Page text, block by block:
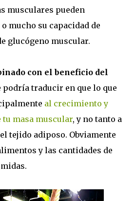
musculares pueden
mucho su capacidad de
glucógeno muscular.
con el beneficio del
podría traducir en que lo que
al crecimiento y
masa muscular, y no tanto a
tejido adiposo. Obviamente
y las cantidades de